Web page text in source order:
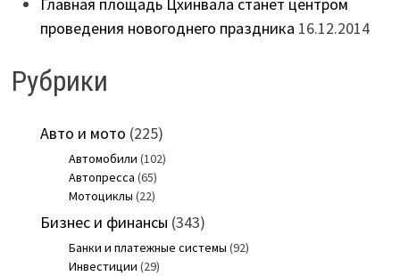
проведения новогоднего праздника 16.12.2014
Рубрики
Авто и мото (225)
Автомобили (102)
Автопресса (65)
Мотоциклы (22)
Бизнес и финансы (343)
Банки и платежные системы (92)
Инвестиции (29)